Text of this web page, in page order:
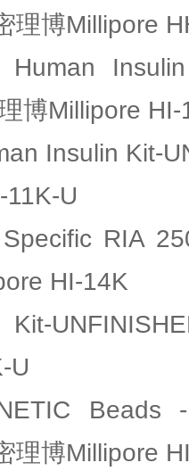
理博Millipore
Human
博Millipore HI-
Insulin Kit-
U
RIA
HI-14K
Kit-
U
Beads
理博Millipore